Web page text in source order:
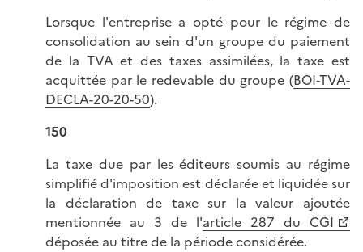
Lorsque l'entreprise a opté pour le régime de
consolidation au sein d'un groupe du paiement
de la TVA et des taxes assimilées, la taxe est
acquittée par le redevable du groupe (BOI-TVA-
DECLA-20-20-50).
150
La taxe due par les éditeurs soumis au régime
simplifié d'imposition est déclarée et liquidée sur
la déclaration de taxe sur la valeur ajoutée
mentionnée au 3 de l'article 287 du CGI
déposée au titre de la période considérée.